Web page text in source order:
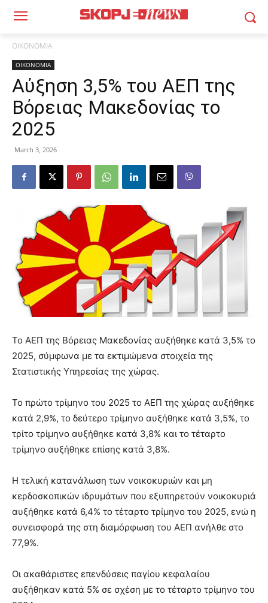
ΟΙΚΟΝΟΜΙΑ
ΟΙΚΟΝΟΜΙΑ
Αύξηση 3,5% του ΑΕΠ της
Βόρειας Μακεδονίας το
2025
March 3, 2026
Το ΑΕΠ της Βόρειας Μακεδονίας αυξήθηκε κατά 3,5% το
2025, σύμφωνα με τα εκτιμώμενα στοιχεία της
Στατιστικής Υπηρεσίας της χώρας.
Το πρώτο τρίμηνο του 2025 το ΑΕΠ της χώρας αυξήθηκε
κατά 2,9%, το δεύτερο τρίμηνο αυξήθηκε κατά 3,5%, το
τρίτο τρίμηνο αυξήθηκε κατά 3,8% και το τέταρτο
τρίμηνο αυξήθηκε επίσης κατά 3,8%.
Η τελική κατανάλωση των νοικοκυριών και μη
κερδοσκοπικών ιδρυμάτων που εξυπηρετούν νοικοκυριά
αυξήθηκε κατά 6,4% τo τέταρτο τρίμηνο του 2025, ενώ η
συνεισφορά της στη διαμόρφωση του ΑΕΠ ανήλθε στο
77,9%.
Οι ακαθάριστες επενδύσεις παγίου κεφαλαίου
αυξήθηκαν κατά 5% σε σχέση με το τέταρτο τρίμηνο του